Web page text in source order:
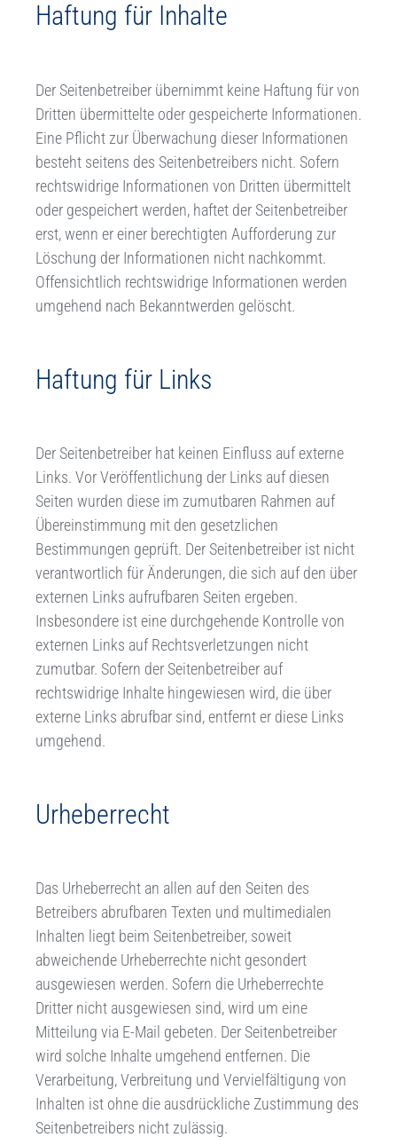
Haftung für Inhalte
Der Seitenbetreiber übernimmt keine Haftung für von
Dritten übermittelte oder gespeicherte Informationen.
Eine Pflicht zur Überwachung dieser Informationen
besteht seitens des Seitenbetreibers nicht. Sofern
rechtswidrige Informationen von Dritten übermittelt
oder gespeichert werden, haftet der Seitenbetreiber
erst, wenn er einer berechtigten Aufforderung zur
Löschung der Informationen nicht nachkommt.
Offensichtlich rechtswidrige Informationen werden
umgehend nach Bekanntwerden gelöscht.
Haftung für Links
Der Seitenbetreiber hat keinen Einfluss auf externe
Links. Vor Veröffentlichung der Links auf diesen
Seiten wurden diese im zumutbaren Rahmen auf
Übereinstimmung mit den gesetzlichen
Bestimmungen geprüft. Der Seitenbetreiber ist nicht
verantwortlich für Änderungen, die sich auf den über
externen Links aufrufbaren Seiten ergeben.
Insbesondere ist eine durchgehende Kontrolle von
externen Links auf Rechtsverletzungen nicht
zumutbar. Sofern der Seitenbetreiber auf
rechtswidrige Inhalte hingewiesen wird, die über
externe Links abrufbar sind, entfernt er diese Links
umgehend.
Urheberrecht
Das Urheberrecht an allen auf den Seiten des
Betreibers abrufbaren Texten und multimedialen
Inhalten liegt beim Seitenbetreiber, soweit
abweichende Urheberrechte nicht gesondert
ausgewiesen werden. Sofern die Urheberrechte
Dritter nicht ausgewiesen sind, wird um eine
Mitteilung via E-Mail gebeten. Der Seitenbetreiber
wird solche Inhalte umgehend entfernen. Die
Verarbeitung, Verbreitung und Vervielfältigung von
Inhalten ist ohne die ausdrückliche Zustimmung des
Seitenbetreibers nicht zulässig.